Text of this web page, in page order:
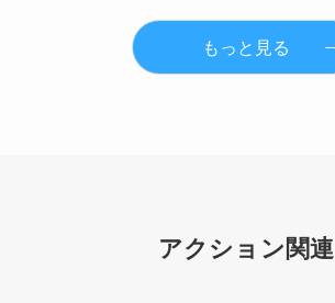
もっと見る
アクション関連